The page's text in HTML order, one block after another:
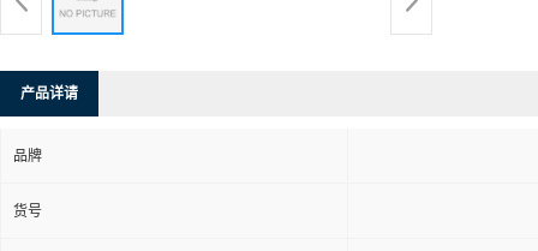
产品详请
品牌
货号